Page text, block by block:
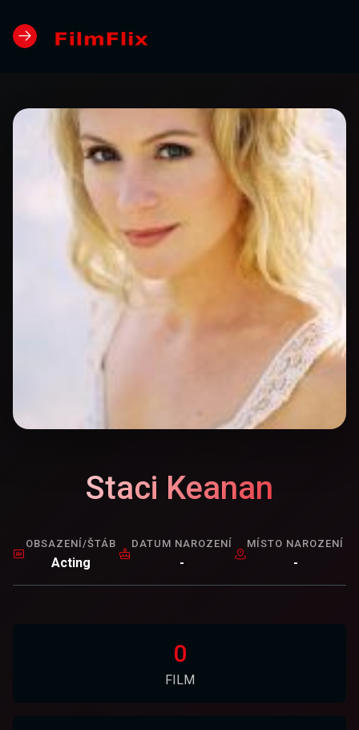
Staci Keanan
OBSAZENÍ/ŠTÁB
Acting
DATUM NAROZENÍ
-
MÍSTO NAROZENÍ
-
0
FILM